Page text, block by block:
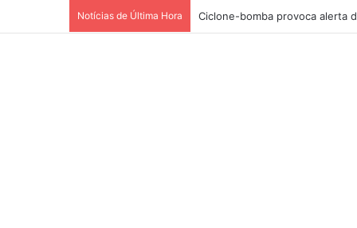
Notícias de Última Hora Ciclone-bomba provoca alerta